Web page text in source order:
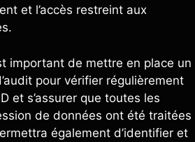
et l’accès restreint aux
important de mettre en place un
pour vérifier régulièrement
et s’assurer que toutes les
de données ont été traitées
également d’identifier et